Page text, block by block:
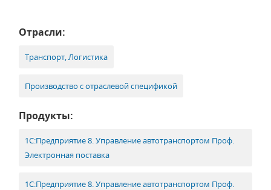
Отрасли:
Транспорт, Логистика
Производство с отраслевой спецификой
Продукты:
1С:Предприятие 8. Управление автотранспортом Проф.
Электронная поставка
1С:Предприятие 8. Управление автотранспортом Проф.